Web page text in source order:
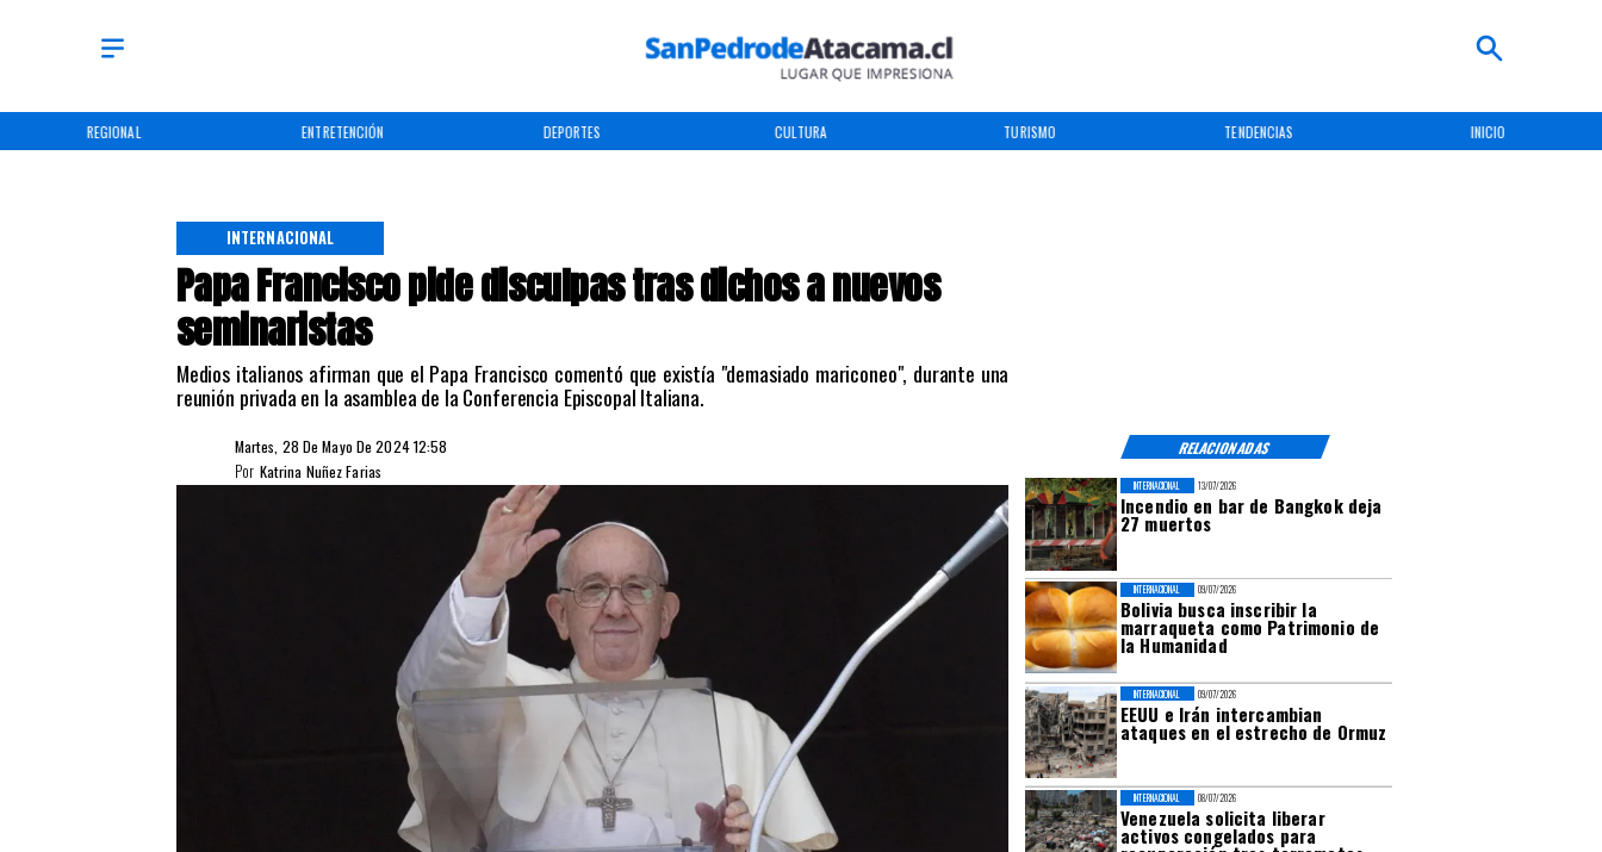
REGIONAL ENTRETENCIÓN DEPORTES CULTURA TURISMO TENDENCIAS INICIO
Papa Francisco pide disculpas tras dichos a nuevos
seminaristas
Medios italianos afirman que el Papa Francisco comentó que existía "demasiado mariconeo", durante una
reunión privada en la asamblea de la Conferencia Episcopal Italiana.
INTERNACIONAL
RELACIONADAS
Martes, 28 De Mayo De 2024 12:58
Katrina Nuñez Farias
Por
13/07/2026
Incendio en bar de Bangkok deja
27 muertos
INTERNACIONAL
09/07/2026
Bolivia busca inscribir la
marraqueta como Patrimonio de
la Humanidad
INTERNACIONAL
09/07/2026
EEUU e Irán intercambian
ataques en el estrecho de Ormuz
INTERNACIONAL
08/07/2026
Venezuela solicita liberar
activos congelados para
INTERNACIONAL